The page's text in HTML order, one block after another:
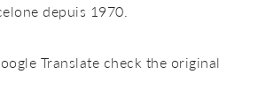
depuis 1970.
Translate check the original